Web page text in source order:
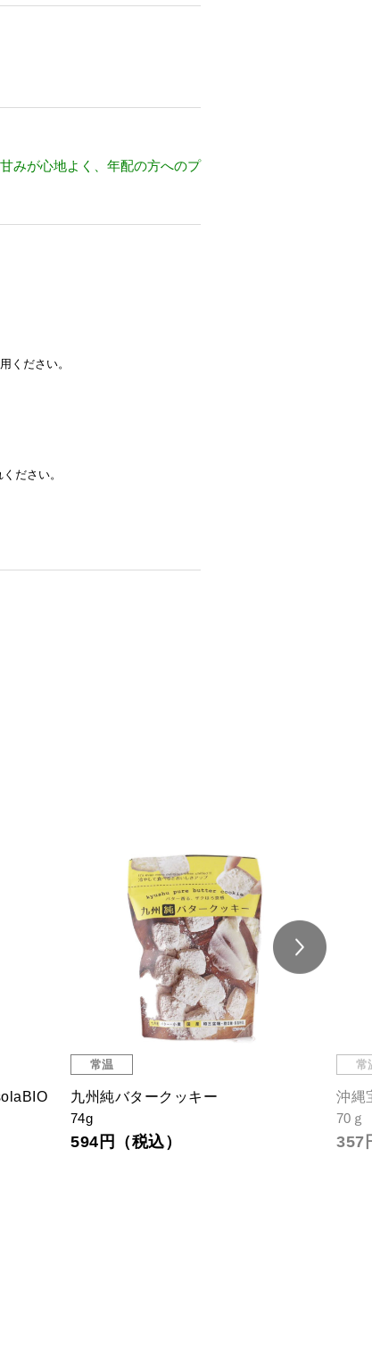
みが心地よく、年配の方へのプ
ください。
ださい。
常温
九州純バタークッキー
74g
594円（税込）
常
沖縄
70ｇ
357